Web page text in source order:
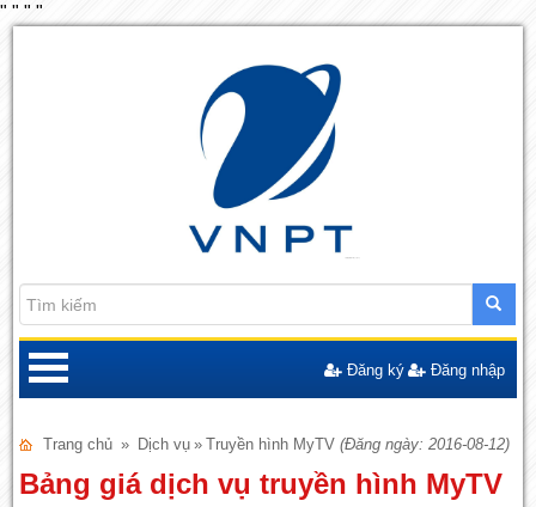
" " " "
Đăng ký Đăng nhập
Trang chủ » Dịch vụ » Truyền hình MyTV (Đăng ngày: 2016-08-12)
Bảng giá dịch vụ truyền hình MyTV